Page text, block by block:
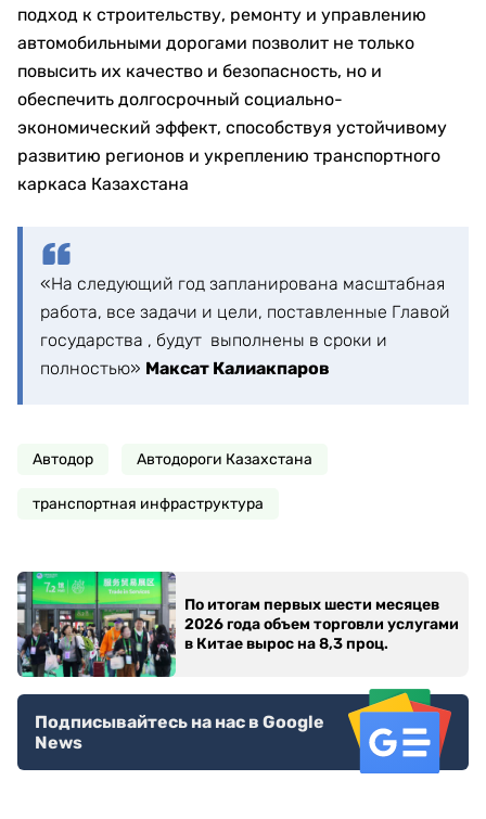
подход к строительству, ремонту и управлению
автомобильными дорогами позволит не только
повысить их качество и безопасность, но и
обеспечить долгосрочный социально-
экономический эффект, способствуя устойчивому
развитию регионов и укреплению транспортного
каркаса Казахстана
«На следующий год запланирована масштабная
работа, все задачи и цели, поставленные Главой
государства , будут выполнены в сроки и
полностью» Максат Калиакпаров
Автодор Автодороги Казахстана
транспортная инфраструктура
По итогам первых шести месяцев
2026 года объем торговли услугами
в Китае вырос на 8,3 проц.
Подписывайтесь на нас в Google
News